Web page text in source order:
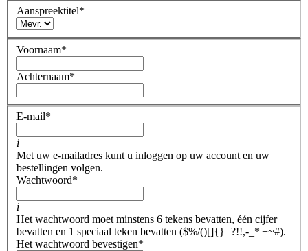
Aanspreektitel*
Voornaam*
Achternaam*
E-mail*
i
Met uw e-mailadres kunt u inloggen op uw account en uw
bestellingen volgen.
Wachtwoord*
i
Het wachtwoord moet minstens 6 tekens bevatten, één cijfer
bevatten en 1 speciaal teken bevatten ($%/()[]{}=?!!,-_*|+~#).
Het wachtwoord bevestigen*